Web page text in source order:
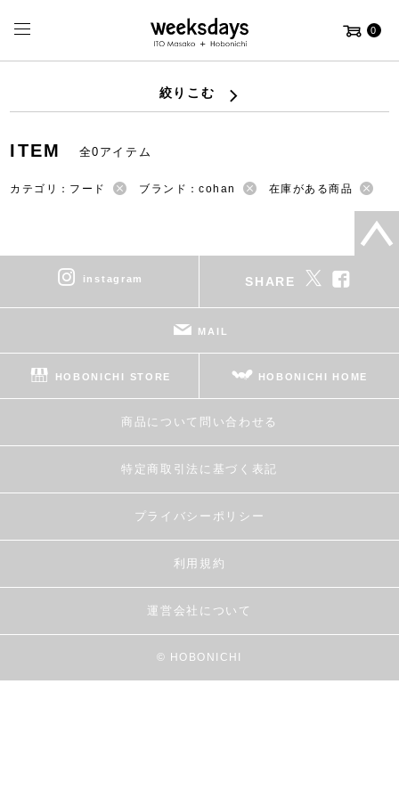
0
絞りこむ
ITEM 全0アイテム
カテゴリ：フード ブランド：cohan 在庫がある商品
instagram SHARE
MAIL
HOBONICHI STORE HOBONICHI HOME
商品について問い合わせる
特定商取引法に基づく表記
プライバシーポリシー
利用規約
運営会社について
© HOBONICHI